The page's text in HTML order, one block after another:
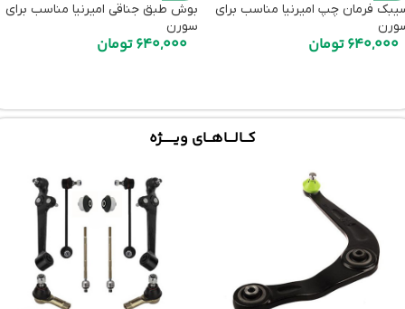
فرمان چپ امیرنیا مناسب برای
640,000تومان
بوش طبق جناقی امیرنیا مناسب برای
سورن
640,000تومان
کـــالــــاهـــای ویـــــــژه